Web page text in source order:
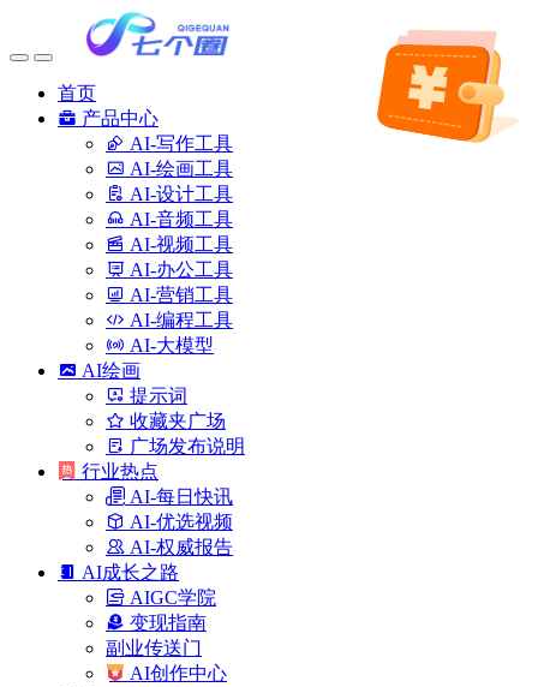
首页
产品中心
AI-写作工具
AI-绘画工具
AI-设计工具
AI-音频工具
AI-视频工具
AI-办公工具
AI-营销工具
AI-编程工具
AI-大模型
AI绘画
提示词
收藏夹广场
广场发布说明
行业热点
AI-每日快讯
AI-优选视频
AI-权威报告
AI成长之路
AIGC学院
变现指南
副业传送门
AI创作中心